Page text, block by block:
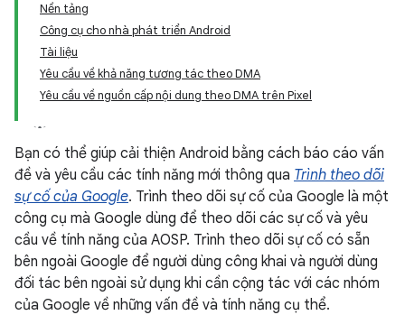
Nền tảng
Công cụ cho nhà phát triển Android
Tài liệu
Yêu cầu về khả năng tương tác theo DMA
Yêu cầu về nguồn cấp nội dung theo DMA trên Pixel
Bạn có thể giúp cải thiện Android bằng cách báo cáo vấn
đề và yêu cầu các tính năng mới thông qua Trình theo dõi
sự cố của Google. Trình theo dõi sự cố của Google là một
công cụ mà Google dùng để theo dõi các sự cố và yêu
cầu về tính năng của AOSP. Trình theo dõi sự cố có sẵn
bên ngoài Google để người dùng công khai và người dùng
đối tác bên ngoài sử dụng khi cần cộng tác với các nhóm
của Google về những vấn đề và tính năng cụ thể.